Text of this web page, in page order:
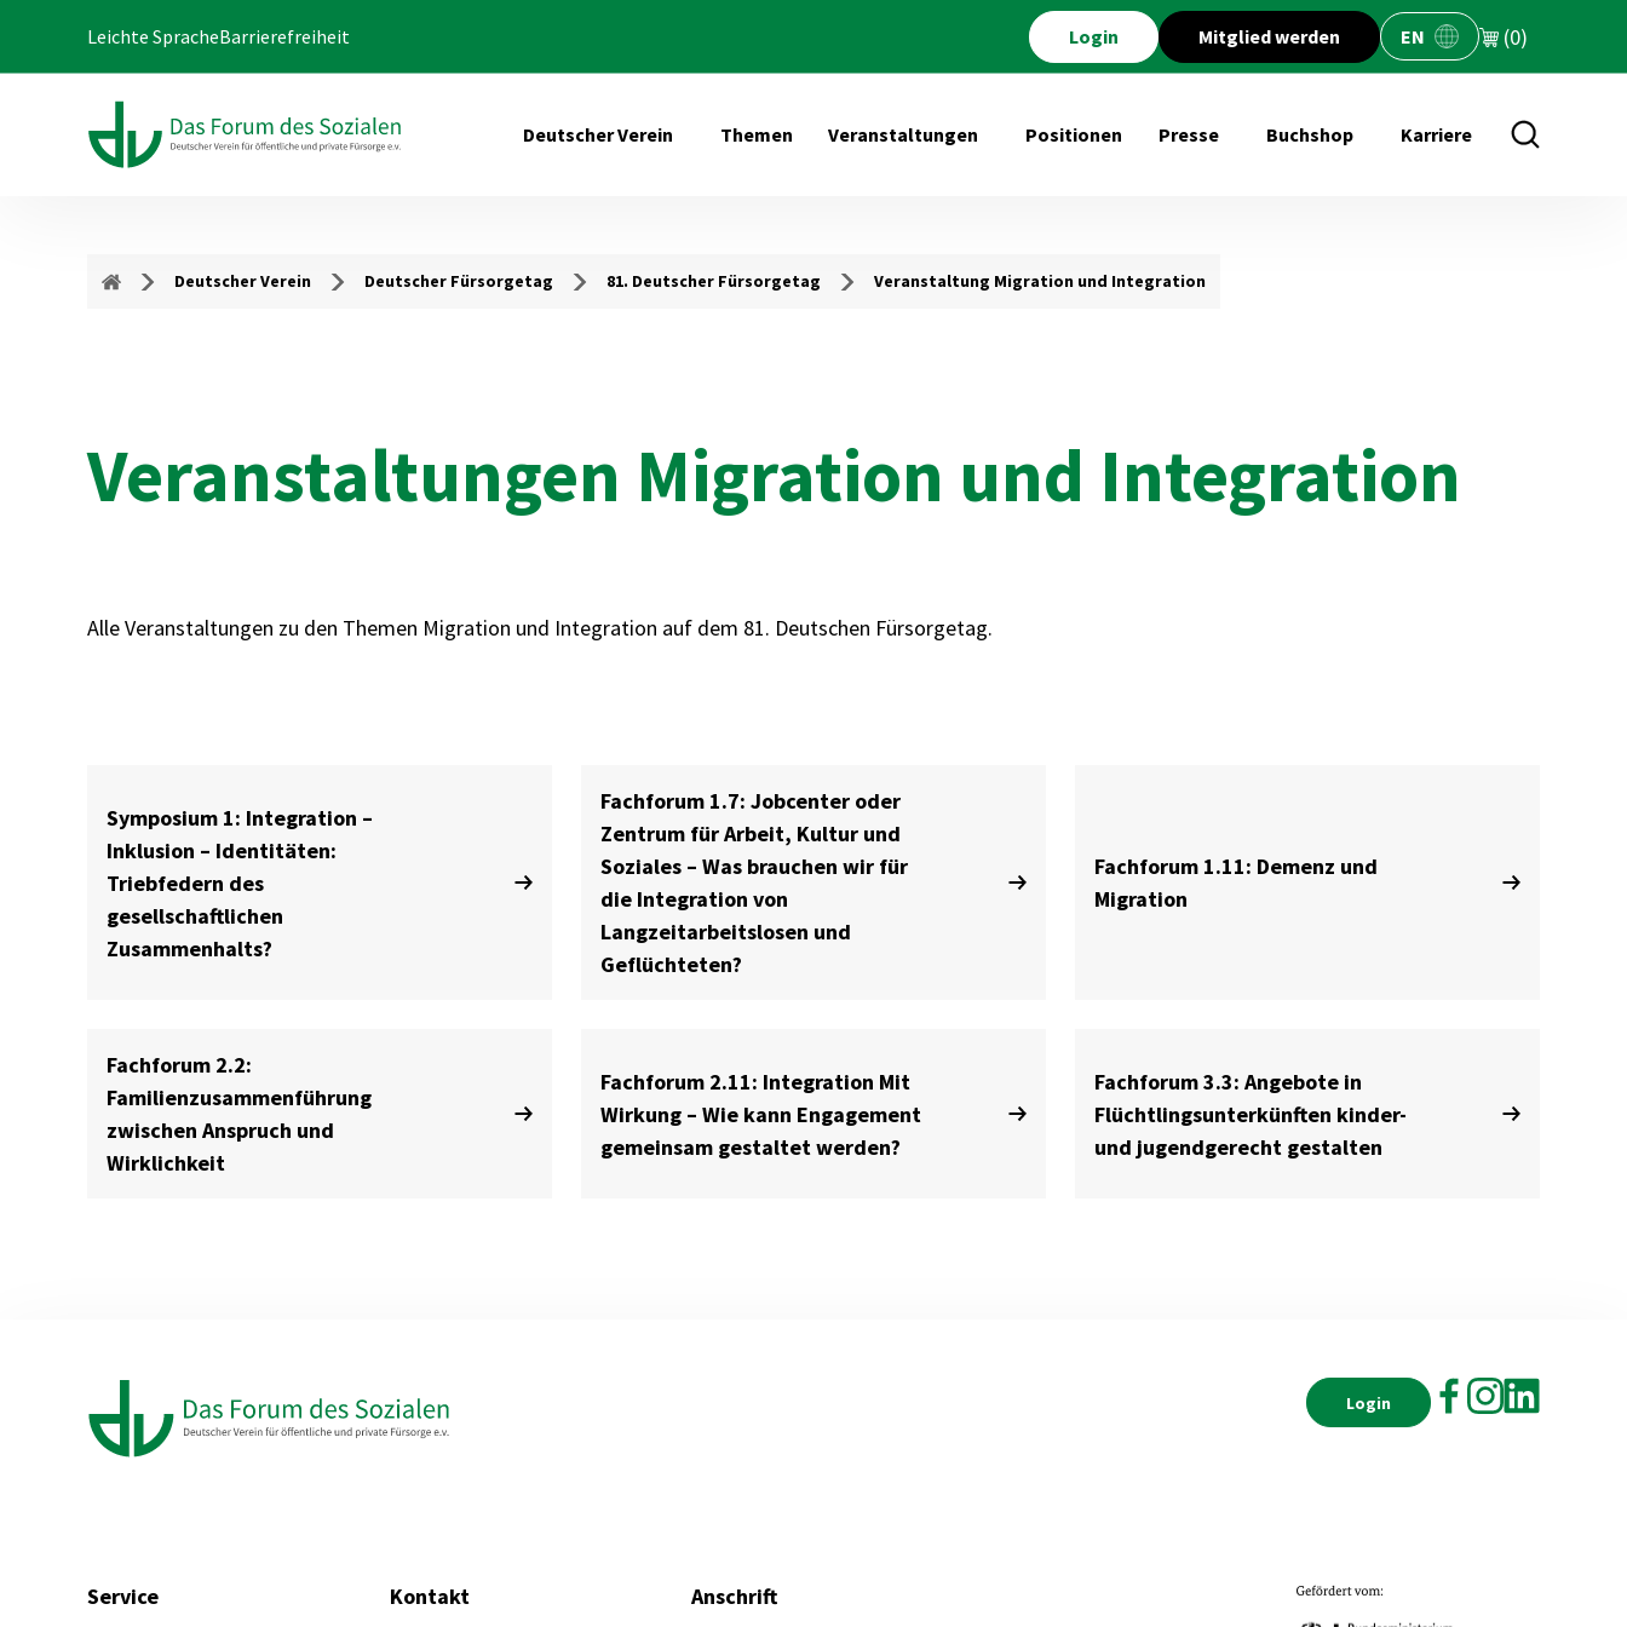
Leichte SpracheBarrierefreiheit Login Mitglied werden EN (0)
Deutscher Verein Themen Veranstaltungen Positionen Presse Buchshop
Untermenü öffnen für
Karriere
Deutscher Verein Deutscher Fürsorgetag 81. Deutscher Fürsorgetag Veranstaltung Migration und Integration
Veranstaltungen Migration und Integration
Alle Veranstaltungen zu den Themen Migration und Integration auf dem 81. Deutschen Fürsorgetag.
Symposium 1: Integration –
Inklusion – Identitäten:
Triebfedern des
gesellschaftlichen
Zusammenhalts?
Fachforum 1.7: Jobcenter oder
Zentrum für Arbeit, Kultur und
Soziales – Was brauchen wir für
die Integration von
Langzeitarbeitslosen und
Geflüchteten?
Fachforum 1.11: Demenz und
Migration
Fachforum 2.2:
Familienzusammenführung
zwischen Anspruch und
Wirklichkeit
Fachforum 2.11: Integration Mit
Wirkung – Wie kann Engagement
gemeinsam gestaltet werden?
Fachforum 3.3: Angebote in
Flüchtlingsunterkünften kinder-
und jugendgerecht gestalten
Login
Service Kontakt Anschrift